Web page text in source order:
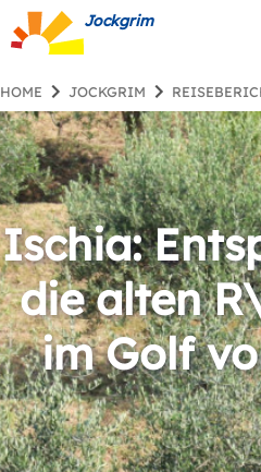
Jockgrim
HOME JOCKGRIM
Ischia:
die alten
im Golf